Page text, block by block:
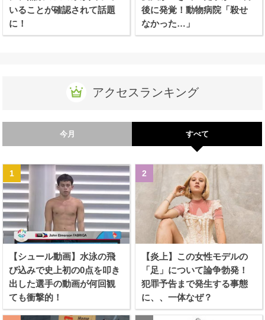
いることが確認されて話題
に！
後に発覚！動物病院「殺せ
なかった…」
アクセスランキング
今月 すべて
【シュール動画】水泳の飛
び込みで史上初の0点を叩き
出した選手の動画が何回観
ても衝撃的！
【炎上】この女性モデルの
「足」について論争勃発！
犯罪予告まで発生する事態
に、、一体なぜ？